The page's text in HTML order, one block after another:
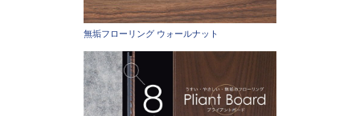
無垢フローリング ウォールナット